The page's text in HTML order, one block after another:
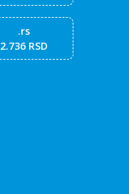
.rs
2.736 RSD